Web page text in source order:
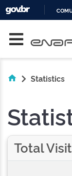
Statistics
Total